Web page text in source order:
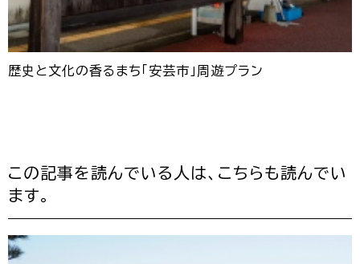
歴史と文化の香るまち「安芸市」周遊プラン
この記事を読んでいる人は、こちらも読んでい
ます。